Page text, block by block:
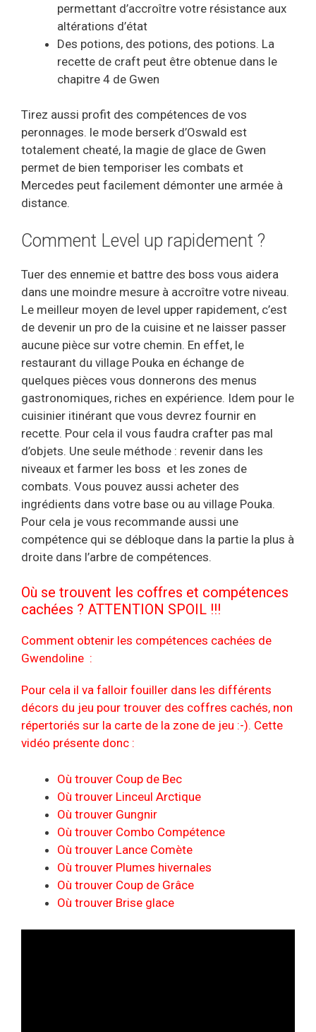
permettant d’accroître votre résistance aux
altérations d’état
Des potions, des potions, des potions. La
recette de craft peut être obtenue dans le
chapitre 4 de Gwen
Tirez aussi profit des compétences de vos
peronnages. le mode berserk d’Oswald est
totalement cheaté, la magie de glace de Gwen
permet de bien temporiser les combats et
Mercedes peut facilement démonter une armée à
distance.
Comment Level up rapidement ?
Tuer des ennemie et battre des boss vous aidera
dans une moindre mesure à accroître votre niveau.
Le meilleur moyen de level upper rapidement, c’est
de devenir un pro de la cuisine et ne laisser passer
aucune pièce sur votre chemin. En effet, le
restaurant du village Pouka en échange de
quelques pièces vous donnerons des menus
gastronomiques, riches en expérience. Idem pour le
cuisinier itinérant que vous devrez fournir en
recette. Pour cela il vous faudra crafter pas mal
d’objets. Une seule méthode : revenir dans les
niveaux et farmer les boss et les zones de
combats. Vous pouvez aussi acheter des
ingrédients dans votre base ou au village Pouka.
Pour cela je vous recommande aussi une
compétence qui se débloque dans la partie la plus à
droite dans l’arbre de compétences.
Où se trouvent les coffres et compétences
cachées ? ATTENTION SPOIL !!!
Comment obtenir les compétences cachées de
Gwendoline :
Pour cela il va falloir fouiller dans les différents
décors du jeu pour trouver des coffres cachés, non
répertoriés sur la carte de la zone de jeu :-). Cette
vidéo présente donc :
Où trouver Coup de Bec
Où trouver Linceul Arctique
Où trouver Gungnir
Où trouver Combo Compétence
Où trouver Lance Comète
Où trouver Plumes hivernales
Où trouver Coup de Grâce
Où trouver Brise glace